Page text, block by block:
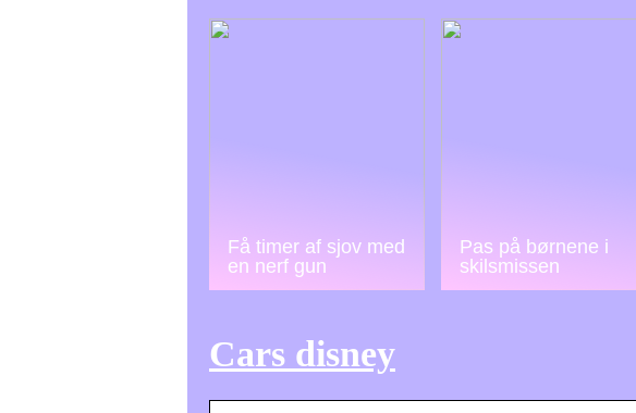
Få timer af sjov med
en nerf gun
Pas på børnene i
skilsmissen
Cars disney